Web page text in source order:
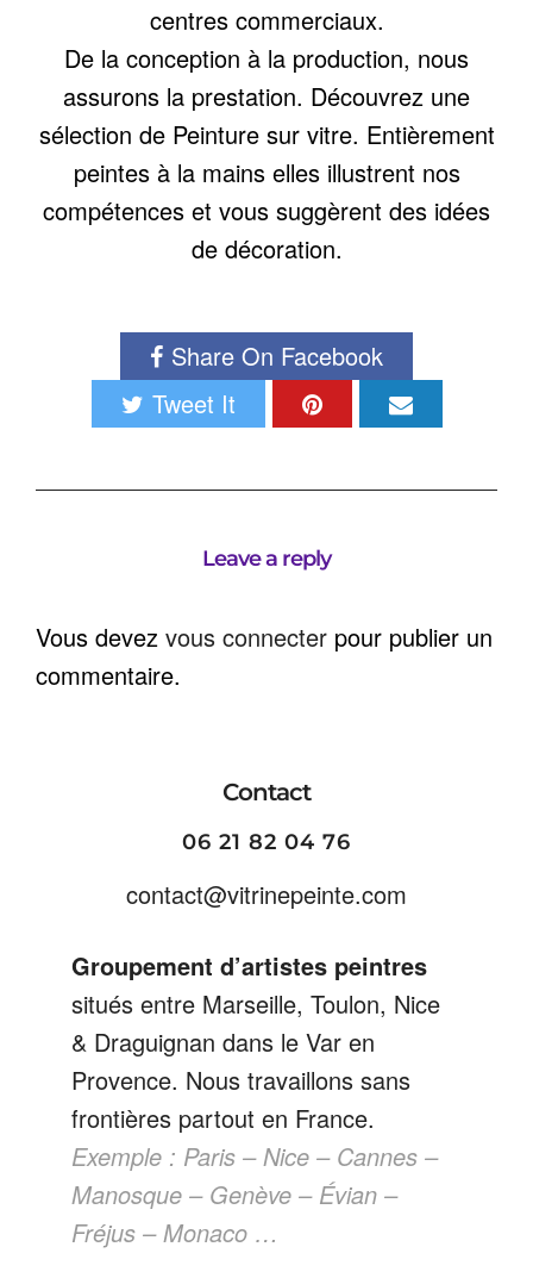
centres commerciaux.
De la conception à la production, nous
assurons la prestation. Découvrez une
sélection de Peinture sur vitre. Entièrement
peintes à la mains elles illustrent nos
compétences et vous suggèrent des idées
de décoration.
Share On Facebook
Tweet It
Leave a reply
Vous devez vous connecter pour publier un
commentaire.
Contact
06 21 82 04 76
contact@vitrinepeinte.com
Groupement d’artistes peintres
situés entre Marseille, Toulon, Nice
& Draguignan dans le Var en
Provence. Nous travaillons sans
frontières partout en France.
Exemple : Paris – Nice – Cannes –
Manosque – Genève – Évian –
Fréjus – Monaco …